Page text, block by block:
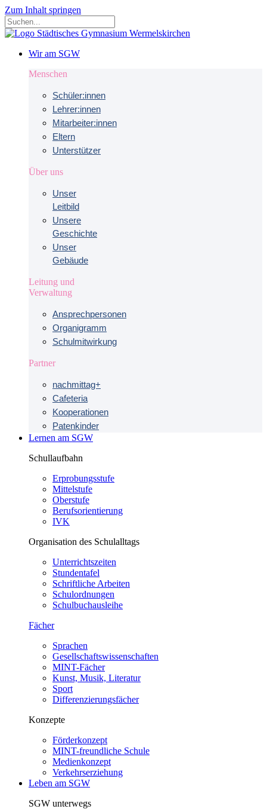
Zum Inhalt springen
Wir am SGW
Menschen
Schüler:innen
Lehrer:innen
Mitarbeiter:innen
Eltern
Unterstützer
Über uns
Unser
Leitbild
Unsere
Geschichte
Unser
Gebäude
Leitung und
Verwaltung
Ansprechpersonen
Organigramm
Schulmitwirkung
Partner
nachmittag+
Cafeteria
Kooperationen
Patenkinder
Lernen am SGW
Schullaufbahn
Erprobungsstufe
Mittelstufe
Oberstufe
Berufsorientierung
IVK
Organisation des Schulalltags
Unterrichtszeiten
Stundentafel
Schriftliche Arbeiten
Schulordnungen
Schulbuchausleihe
Fächer
Sprachen
Gesellschaftswissenschaften
MINT-Fächer
Kunst, Musik, Literatur
Sport
Differenzierungsfächer
Konzepte
Förderkonzept
MINT-freundliche Schule
Medienkonzept
Verkehrserziehung
Leben am SGW
SGW unterwegs